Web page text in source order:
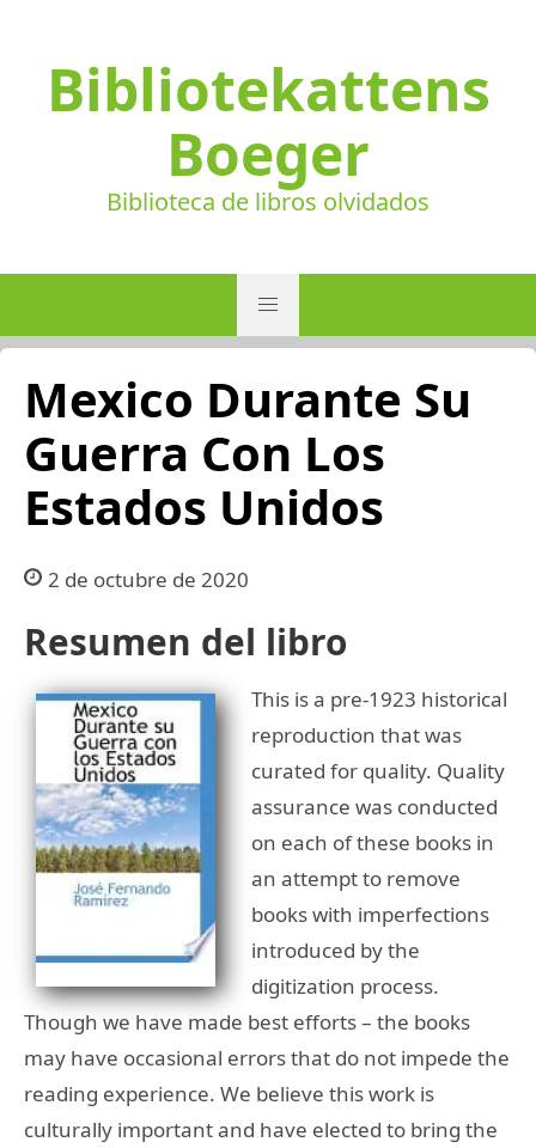
Bibliotekattens
Boeger
Biblioteca de libros olvidados
Mexico Durante Su
Guerra Con Los
Estados Unidos
2 de octubre de 2020
Resumen del libro
This is a pre-1923 historical
reproduction that was
curated for quality. Quality
assurance was conducted
on each of these books in
an attempt to remove
books with imperfections
introduced by the
digitization process.
Though we have made best efforts – the books
may have occasional errors that do not impede the
reading experience. We believe this work is
culturally important and have elected to bring the